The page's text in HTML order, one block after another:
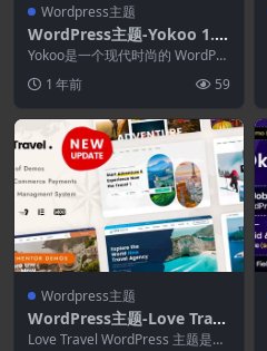
Wordpress主题
WordPress主题-Yokoo 1.1.
10–自行车店和自行车租赁W
ordPress主题
Yokoo是一个现代时尚的 WordPre
维修和...
1 年前 59
Wordpress主题
WordPress主题-Love Trave
l 5.5.0
Love Travel WordPress 主题是一